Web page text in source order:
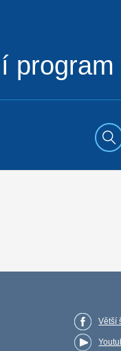
program
Větší